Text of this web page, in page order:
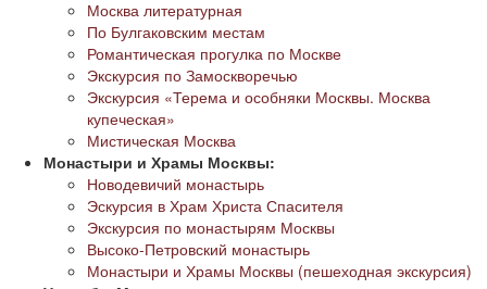
Москва литературная
По Булгаковским местам
Романтическая прогулка по Москве
Экскурсия по Замоскворечью
Экскурсия «Терема и особняки Москвы. Москва
купеческая»
Мистическая Москва
Монастыри и Храмы Москвы:
Новодевичий монастырь
Эскурсия в Храм Христа Спасителя
Экскурсия по монастырям Москвы
Высоко-Петровский монастырь
Монастыри и Храмы Москвы (пешеходная экскурсия)